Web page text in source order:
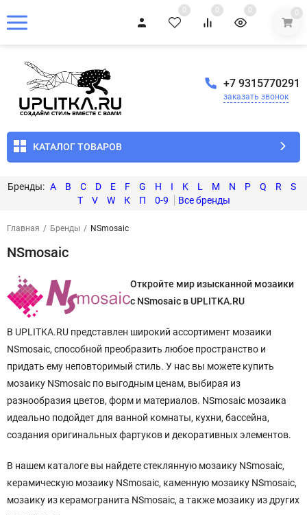
0 0 0 0
+7 9315770291
заказать звонок
КАТАЛОГ ТОВАРОВ
A B C D E F G H I K L M N P Q R
S
T
V W К П 0-9
Главная / Бренды / NSmosaic
NSmosaic
Откройте мир изысканной мозаики
с NSmosaic в UPLITKA.RU
В UPLITKA.RU представлен широкий ассортимент мозаики
NSmosaic, способной преобразить любое пространство и
придать ему неповторимый стиль. У нас вы можете купить
мозаику NSmosaic по выгодным ценам, выбирая из
разнообразия цветов, форм и материалов. NSmosaic мозаика
идеально подойдет для ванной комнаты, кухни, бассейна,
создания оригинальных фартуков и декоративных элементов.
В нашем каталоге вы найдете стеклянную мозаику NSmosaic,
керамическую мозаику NSmosaic, каменную мозаику NSmosaic,
мозаику из керамогранита NSmosaic, а также мозаику из других